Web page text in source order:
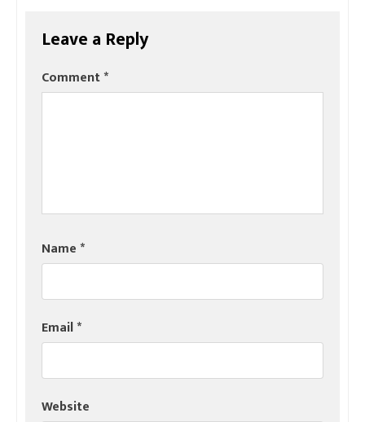
Leave a Reply
Comment*
Name*
Email*
Website